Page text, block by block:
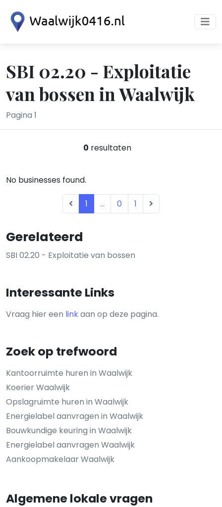
SBI 02.20 - Exploitatie
van bossen in Waalwijk
Pagina 1
Gerelateerd
SBI 02.20 - Exploitatie van bossen
Interessante Links
Vraag hier een linkaan op deze pagina.
Zoek op trefwoord
Kantoorruimte huren in Waalwijk
Koerier Waalwijk
Opslagruimte huren in Waalwijk
Energielabel aanvragen in Waalwijk
Bouwkundige keuring in Waalwijk
Energielabel aanvragen Waalwijk
Aankoopmakelaar Waalwijk
Algemene lokale vragen
0 resultaten
No businesses found.
1 ... 0 1